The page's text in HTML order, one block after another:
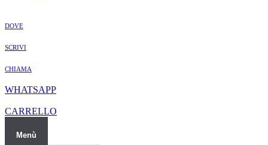
DOVE
SCRIVI
CHIAMA
WHATSAPP
CARRELLO
Menù